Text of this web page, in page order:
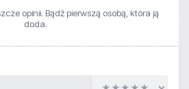
opinii. Bądź pierwszą osobą, która ją
doda.